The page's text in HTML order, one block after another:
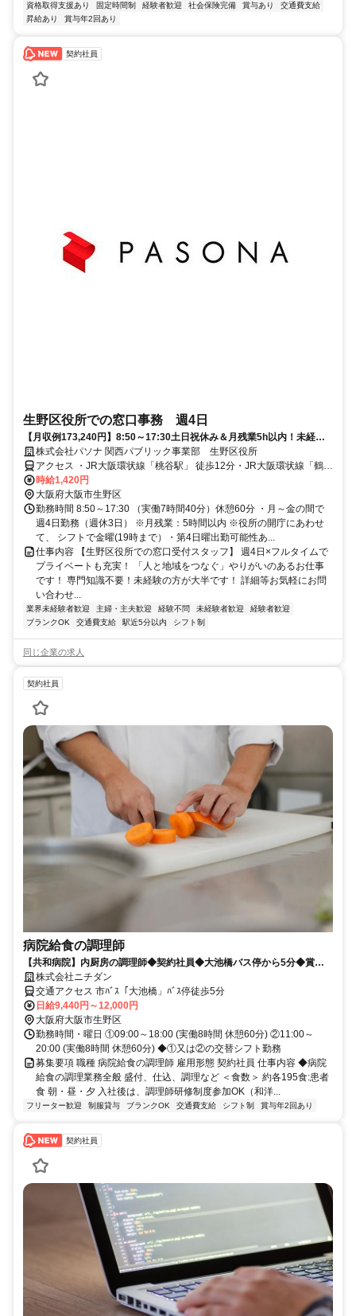
資格取得支援あり 固定時間制 経験者歓迎 社会保険完備 賞与あり
交通費支給
昇給あり
賞与年2回あり
契約社員
生野区役所での窓口事務 週4日
【月収例173,240円】8:50～17:30土日祝休み＆月残業5h以内！未経験
OK／開始日相談可
株式会社パソナ 関西パブリック事業部 生野区役所
アクセス ・JR大阪環状線「桃谷駅」 徒歩12分・JR大阪環状線「鶴橋
駅」よりバスで8分・大阪メトロ千日前線「北巽駅」徒歩20分・「大
阪難波駅」よりバスで30分
時給1,420円
大阪府大阪市生野区
勤務時間 8:50～17:30 （実働7時間40分）休憩60分 ・月～金の間で
週4日勤務（週休3日） ※月残業：5時間以内 ※役所の開庁にあわせ
て、 シフトで金曜(19時まで）・第4日曜出勤可能性あ...
仕事内容 【生野区役所での窓口受付スタッフ】 週4日×フルタイムで
プライベートも充実！ 「人と地域をつなぐ」やりがいのあるお仕事
です！ 専門知識不要！未経験の方が大半です！ 詳細等お気軽にお問
い合わせ...
業界未経験者歓迎 主婦・主夫歓迎 経験不問 未経験者歓迎
経験者歓迎
ブランクOK
交通費支給 駅近5分以内 シフト制
同じ企業の求人
契約社員
病院給食の調理師
【共和病院】内厨房の調理師◆契約社員◆大池橋バス停から5分◆賞与
年2回◆社会保険完備
株式会社ニチダン
交通アクセス 市ﾊﾞｽ「大池橋」ﾊﾞｽ停徒歩5分
日給9,440円～12,000円
大阪府大阪市生野区
勤務時間・曜日 ①09:00～18:00 (実働8時間 休憩60分) ②11:00～
20:00 (実働8時間 休憩60分) ◆①又は②の交替シフト勤務
募集要項 職種 病院給食の調理師 雇用形態 契約社員 仕事内容 ◆病院
給食の調理業務全般 盛付、仕込、調理など ＜食数＞ 約各195食:患者
食 朝・昼・夕 入社後は、調理師研修制度参加OK（和洋...
フリーター歓迎 制服貸与 ブランクOK 交通費支給 シフト制 賞与年2回あり
契約社員